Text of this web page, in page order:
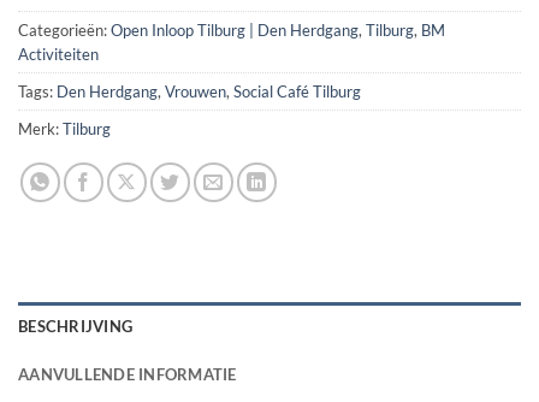
Categorieën:Open Inloop Tilburg | Den Herdgang, Tilburg, BM
Activiteiten
Tags: Den Herdgang, Vrouwen, Social Café Tilburg
Merk:Tilburg
BESCHRIJVING
AANVULLENDE INFORMATIE